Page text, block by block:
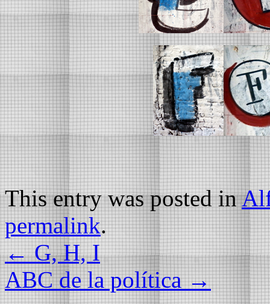
This entry was posted in
permalink.
←G, H, I
ABC de la política→